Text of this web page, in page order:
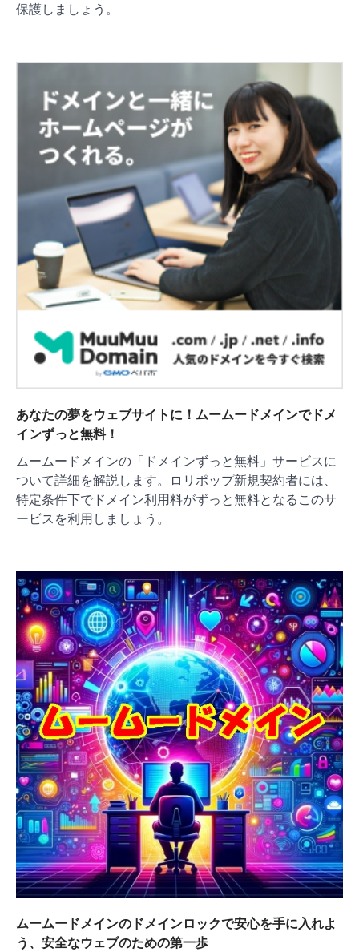
保護しましょう。
あなたの夢をウェブサイトに！ムームードメインでドメ
インずっと無料！
ムームードメインの「ドメインずっと無料」サービスに
ついて詳細を解説します。ロリポップ新規契約者には、
特定条件下でドメイン利用料がずっと無料となるこのサ
ービスを利用しましょう。
ムームードメインのドメインロックで安心を手に入れよ
う、安全なウェブのための第一歩